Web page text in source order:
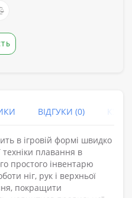
ВІДГУКИ (0)
в ігровій формі швидко
плавання в
простого інвентарю
ніг, рук і верхньої
покращити